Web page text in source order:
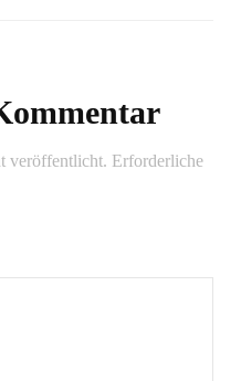
veröffentlicht. Erforderliche